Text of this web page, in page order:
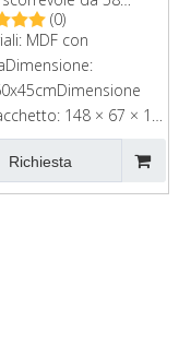
(0)
MDF con
148 × 67 × 10
300 pezzi
Richiesta